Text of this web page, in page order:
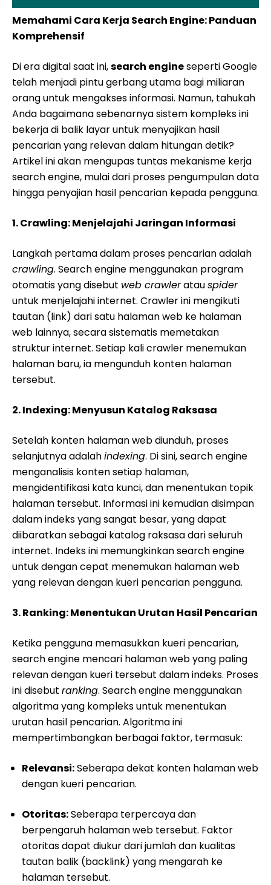
Memahami Cara Kerja Search Engine: Panduan
Komprehensif
Di era digital saat ini,search engineseperti Google
telah menjadi pintu gerbang utama bagi miliaran
orang untuk mengakses informasi. Namun, tahukah
Anda bagaimana sebenarnya sistem kompleks ini
bekerja di balik layar untuk menyajikan hasil
pencarian yang relevan dalam hitungan detik?
Artikel ini akan mengupas tuntas mekanisme kerja
search engine, mulai dari proses pengumpulan data
hingga penyajian hasil pencarian kepada pengguna.
1. Crawling: Menjelajahi Jaringan Informasi
Langkah pertama dalam proses pencarian adalah
crawling. Search engine menggunakan program
otomatis yang disebut web crawleratauspider
untuk menjelajahi internet. Crawler ini mengikuti
tautan (link) dari satu halaman web ke halaman
web lainnya, secara sistematis memetakan
struktur internet. Setiap kali crawler menemukan
halaman baru, ia mengunduh konten halaman
tersebut.
2. Indexing: Menyusun Katalog Raksasa
Setelah konten halaman web diunduh, proses
selanjutnya adalahindexing. Di sini, search engine
menganalisis konten setiap halaman,
mengidentifikasi kata kunci, dan menentukan topik
halaman tersebut. Informasi ini kemudian disimpan
dalam indeks yang sangat besar, yang dapat
diibaratkan sebagai katalog raksasa dari seluruh
internet. Indeks ini memungkinkan search engine
untuk dengan cepat menemukan halaman web
yang relevan dengan kueri pencarian pengguna.
3. Ranking: Menentukan Urutan Hasil Pencarian
Ketika pengguna memasukkan kueri pencarian,
search engine mencari halaman web yang paling
relevan dengan kueri tersebut dalam indeks. Proses
ini disebut ranking. Search engine menggunakan
algoritma yang kompleks untuk menentukan
urutan hasil pencarian. Algoritma ini
mempertimbangkan berbagai faktor, termasuk:
Relevansi:Seberapa dekat konten halaman web
dengan kueri pencarian.
Otoritas:Seberapa terpercaya dan
berpengaruh halaman web tersebut. Faktor
otoritas dapat diukur dari jumlah dan kualitas
tautan balik (backlink) yang mengarah ke
halaman tersebut.